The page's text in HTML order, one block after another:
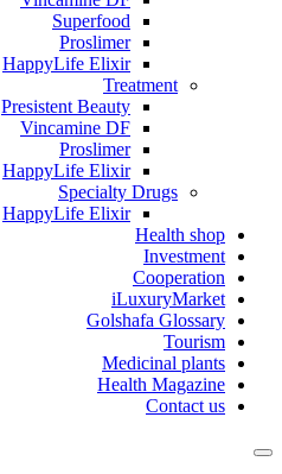
Superfood
Proslimer
HappyLife Elixir
Treatment
Presistent Beauty
Vincamine DF
Proslimer
HappyLife Elixir
Specialty Drugs
HappyLife Elixir
Health shop
Investment
Cooperation
iLuxuryMarket
Golshafa Glossary
Tourism
Medicinal plants
Health Magazine
Contact us